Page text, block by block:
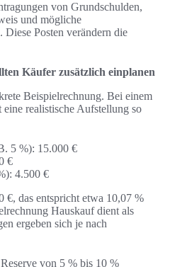
von Grundschulden,
und mögliche
Posten verändern die
Käufer zusätzlich einplanen
Beispielrechnung. Bei einem
realistische Aufstellung so
5 %): 15.000 €
€
4.500 €
€, das entspricht etwa 10,07 %
Hauskauf dient als
ergeben sich je nach
von 5 % bis 10 %